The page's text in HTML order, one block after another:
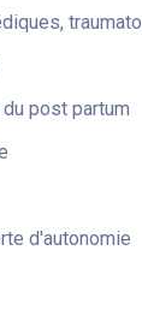
post partum
d'autonomie